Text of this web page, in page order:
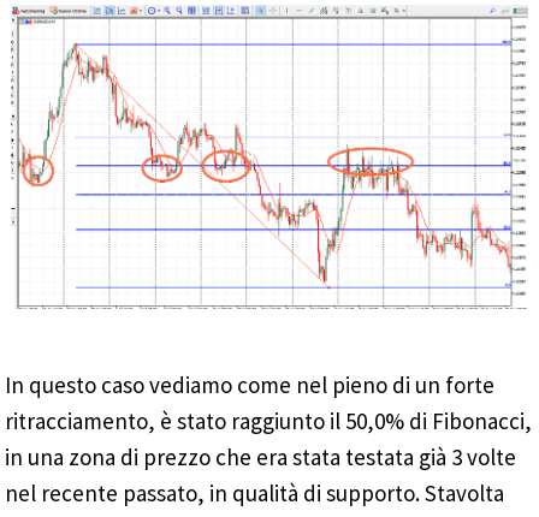
In questo caso vediamo come nel pieno di un forte
ritracciamento, è stato raggiunto il 50,0% di Fibonacci,
in una zona di prezzo che era stata testata già 3 volte
nel recente passato, in qualità di supporto. Stavolta